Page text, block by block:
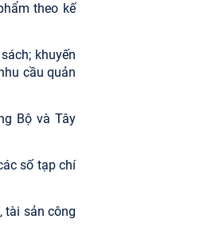
theo kế
khuyến
cầu quản
Bộ và Tây
số tạp chí
tài sản công